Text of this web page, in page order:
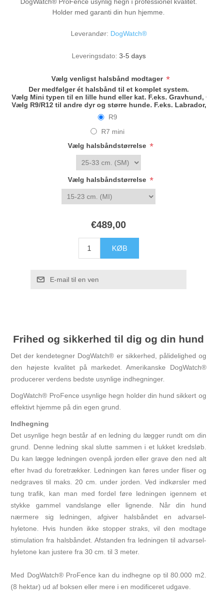
Holder med garanti din hun hjemme.
Leverandør: DogWatch®
Leveringsdato: 3-5 days
Vælg venligst halsbånd modtager *
Der medfølger ét halsbånd til et komplet system.
Vælg Mini typen til en lille hund eller kat. F.eks. Gravhund,
Vælg R9/R12 til andre dyr og større hunde. F.eks. Labrador,
R9
R7 mini
Vælg halsbåndstørrelse *
Vælg halsbåndstørrelse *
€489,00
Frihed og sikkerhed til dig og din hund
Det der kendetegner DogWatch® er sikkerhed, pålidelighed og
den højeste kvalitet på markedet. Amerikanske DogWatch®
producerer verdens bedste usynlige indhegninger.
DogWatch® ProFence usynlige hegn holder din hund sikkert og
effektivt hjemme på din egen grund.
Indhegning
Det usynlige hegn består af en ledning du lægger rundt om din
grund. Denne ledning skal slutte sammen i et lukket kredsløb.
Du kan lægge ledningen ovenpå jorden eller grave den ned alt
efter hvad du foretrækker. Ledningen kan føres under fliser og
nedgraves til maks. 20 cm. under jorden. Ved indkørsler med
tung trafik, kan man med fordel føre ledningen igennem et
stykke gammel vandslange eller lignende. Når din hund
nærmere sig ledningen, afgiver halsbåndet en advarsel-
hyletone. Hvis hunden ikke stopper straks, vil den modtage
stimulation fra halsbåndet. Afstanden fra ledningen til advarsel-
hyletone kan justere fra 30 cm. til 3 meter.
Med DogWatch® ProFence kan du indhegne op til 80.000 m2.
(8 hektar) ud af boksen eller mere i en modificeret udgave.